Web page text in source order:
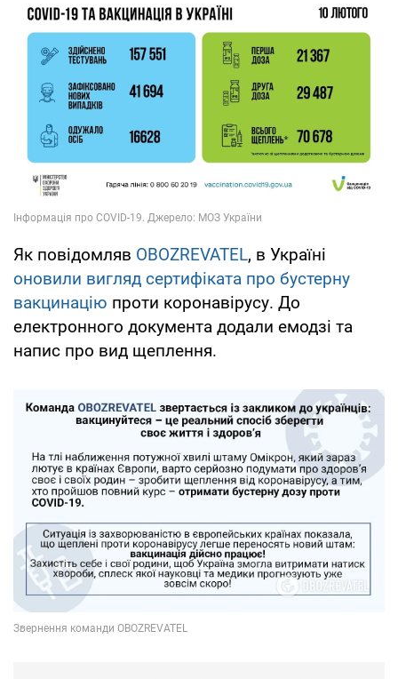
Як повідомляв OBOZREVATEL, в Україні
оновили вигляд сертифіката про бустерну
вакцинацію проти коронавірусу. До
електронного документа додали емодзі та
напис про вид щеплення.